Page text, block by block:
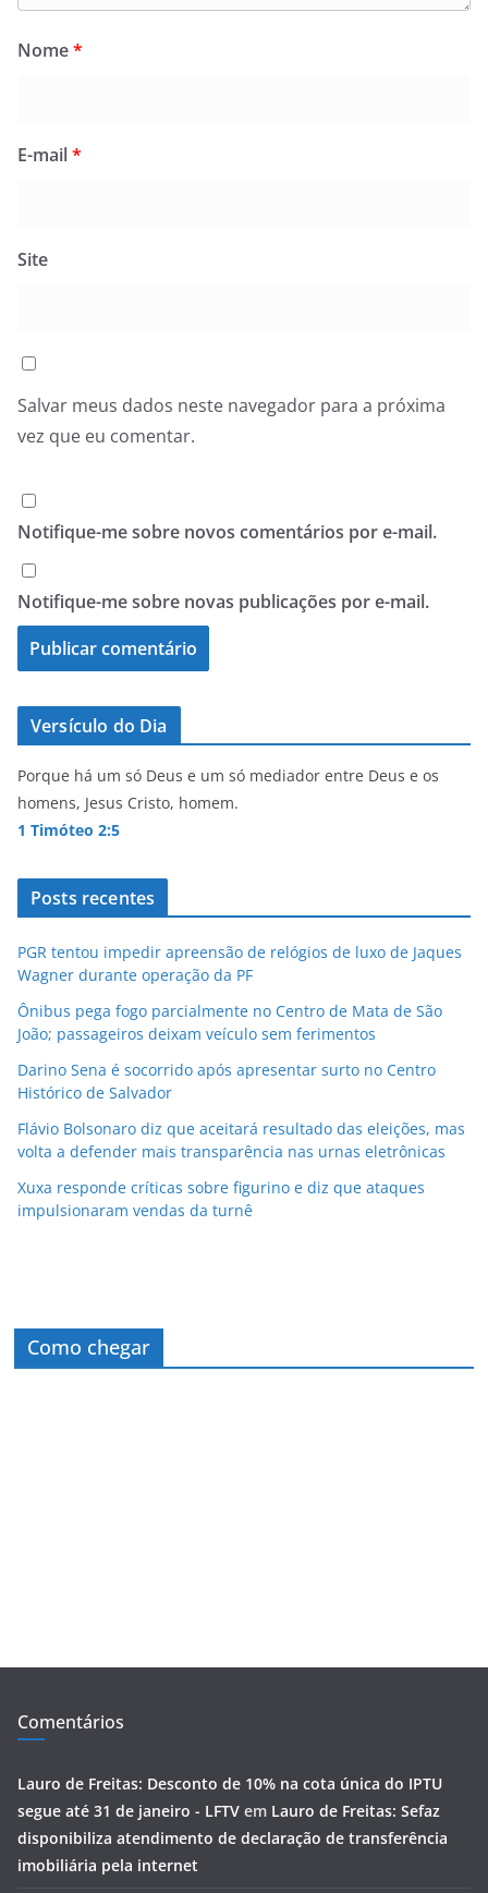
Nome*
E-mail*
Site
Salvar meus dados neste navegador para a próxima
vez que eu comentar.
Notifique-me sobre novos comentários por e-mail.
Notifique-me sobre novas publicações por e-mail.
Versículo do Dia
Porque há um só Deus e um só mediador entre Deus e os
homens, Jesus Cristo, homem.
1 Timóteo 2:5
Posts recentes
PGR tentou impedir apreensão de relógios de luxo de Jaques
Wagner durante operação da PF
Ônibus pega fogo parcialmente no Centro de Mata de São
João; passageiros deixam veículo sem ferimentos
Darino Sena é socorrido após apresentar surto no Centro
Histórico de Salvador
Flávio Bolsonaro diz que aceitará resultado das eleições, mas
volta a defender mais transparência nas urnas eletrônicas
Xuxa responde críticas sobre figurino e diz que ataques
impulsionaram vendas da turnê
Como chegar
Comentários
Lauro de Freitas: Desconto de 10% na cota única do IPTU
segue até 31 de janeiro - LFTV em Lauro de Freitas: Sefaz
disponibiliza atendimento de declaração de transferência
imobiliária pela internet